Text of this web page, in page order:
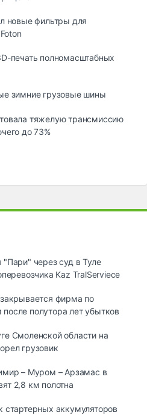
новые фильтры для
печать полномасштабных
зимние грузовые шины
тяжелую трансмиссию
до 73%
через суд в Туле
Kaz TralServiece
фирма по
полутора лет убытков
Смоленской области на
грузовик
– Муром – Арзамас в
2,8 км полотна
стартерных аккумуляторов